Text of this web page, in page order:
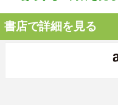
書店で詳細を見る